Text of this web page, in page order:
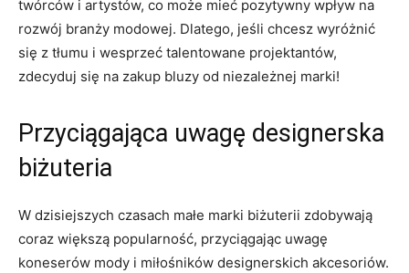
twórców i ⁢artystów, co może mieć pozytywny wpływ na
rozwój branży modowej. Dlatego, jeśli chcesz wyróżnić
się z tłumu i⁣ wesprzeć talentowane‍ projektantów,
zdecyduj się ​na zakup bluzy od niezależnej marki!
Przyciągająca​ uwagę​ designerska
biżuteria
W dzisiejszych⁢ czasach małe marki biżuterii zdobywają
coraz większą popularność,⁤ przyciągając uwagę
koneserów mody i miłośników ⁢designerskich akcesoriów.